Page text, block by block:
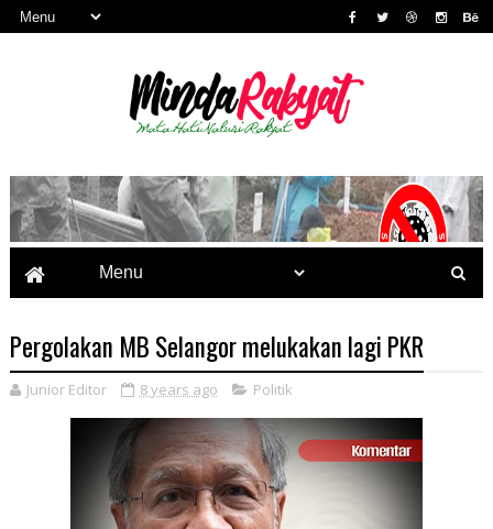
Pergolakan MB Selangor melukakan lagi PKR
Junior Editor 8 years ago Politik